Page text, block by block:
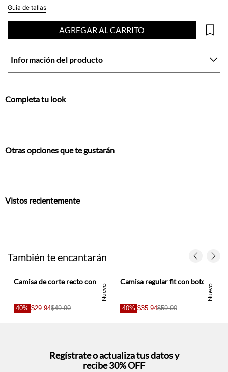
Guia de tallas
AGREGAR AL CARRITO
Información del producto
Completa tu look
Otras opciones que te gustarán
Vistos recientemente
También te encantarán
Nuevo
Camisa de corte recto con rayas preteñidas en poliéster verde salvia para hombre
40% $29.94$49.90
Nuevo
Camisa regular fit con botones contraste en algodón azul marino para hombre
40% $35.94$59.90
Regístrate o actualiza tus datos y
recibe 30% OFF